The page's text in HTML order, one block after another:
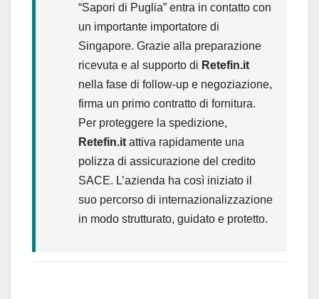
“Sapori di Puglia” entra in contatto con
un importante importatore di
Singapore. Grazie alla preparazione
ricevuta e al supporto di Retefin.it
nella fase di follow-up e negoziazione,
firma un primo contratto di fornitura.
Per proteggere la spedizione,
Retefin.it attiva rapidamente una
polizza di assicurazione del credito
SACE. L’azienda ha così iniziato il
suo percorso di internazionalizzazione
in modo strutturato, guidato e protetto.